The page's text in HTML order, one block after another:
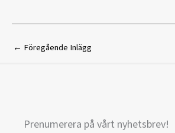
← Föregående Inlägg
Prenumerera på vårt nyhetsbrev!